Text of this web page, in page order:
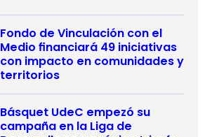
Fondo de Vinculación con el
Medio financiará 49 iniciativas
con impacto en comunidades y
territorios
Básquet UdeC empezó su
campaña en la Liga de